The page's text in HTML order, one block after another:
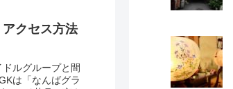
クセス方法
ルグループと間
は「なんばグラ